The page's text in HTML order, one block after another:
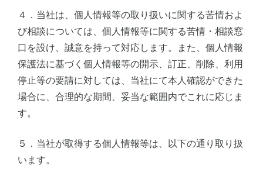
４．当社は、個人情報等の取り扱いに関する苦情およ
び相談については、個人情報等に関する苦情・相談窓
口を設け、誠意を持って対応します。また、個人情報
保護法に基づく個人情報等の開示、訂正、削除、利用
停止等の要請に対しては、当社にて本人確認ができた
場合に、合理的な期間、妥当な範囲内でこれに応じま
す。
５．当社が取得する個人情報等は、以下の通り取り扱
います。